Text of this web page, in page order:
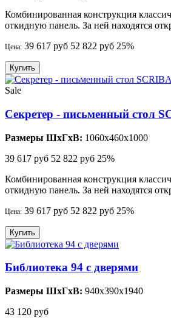
Комбинированная конструкция
откидную панель. За ней находятся
Цена: 39 617 руб 52 822 руб 25%
Купить
Sale
Секретер - письменный стол
Размеры ШхГхВ: 1060x460x1000
39 617 руб 52 822 руб 25%
Комбинированная конструкция
откидную панель. За ней находятся
Цена: 39 617 руб 52 822 руб 25%
Купить
Библиотека 94 с дверями
Размеры ШхГхВ: 940x390x1940
43 120 руб